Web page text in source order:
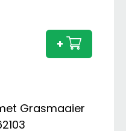
480
+